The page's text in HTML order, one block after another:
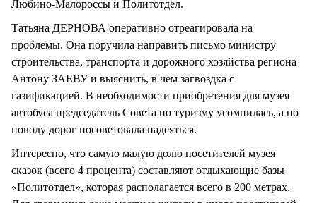
Любино-Малороссы и Политотдел.
Татьяна ДЕРНОВА оперативно отреагировала на
проблемы. Она поручила направить письмо министру
строительства, транспорта и дорожного хозяйства региона
Антону ЗАЕВУ и выяснить, в чем загвоздка с
газификацией. В необходимости приобретения для музея
автобуса председатель Совета по туризму усомнилась, а по
поводу дорог посоветовала надеяться.
Интересно, что самую малую долю посетителей музея
сказок (всего 4 процента) составляют отдыхающие базы
«Политотдел», которая располагается всего в 200 метрах.